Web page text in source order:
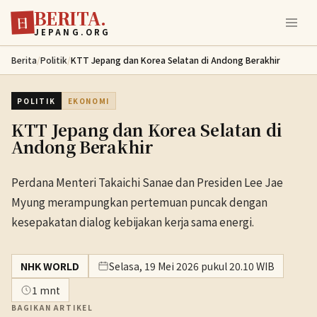
Lewati ke konten utama
日 BERITA.
JEPANG.ORG
Berita/Politik/KTT Jepang dan Korea Selatan di Andong Berakhir
POLITIK EKONOMI
KTT Jepang dan Korea Selatan di
Andong Berakhir
Perdana Menteri Takaichi Sanae dan Presiden Lee Jae
Myung merampungkan pertemuan puncak dengan
kesepakatan dialog kebijakan kerja sama energi.
NHK WORLD
Selasa, 19 Mei 2026 pukul 20.10 WIB
1 mnt
BAGIKAN ARTIKEL